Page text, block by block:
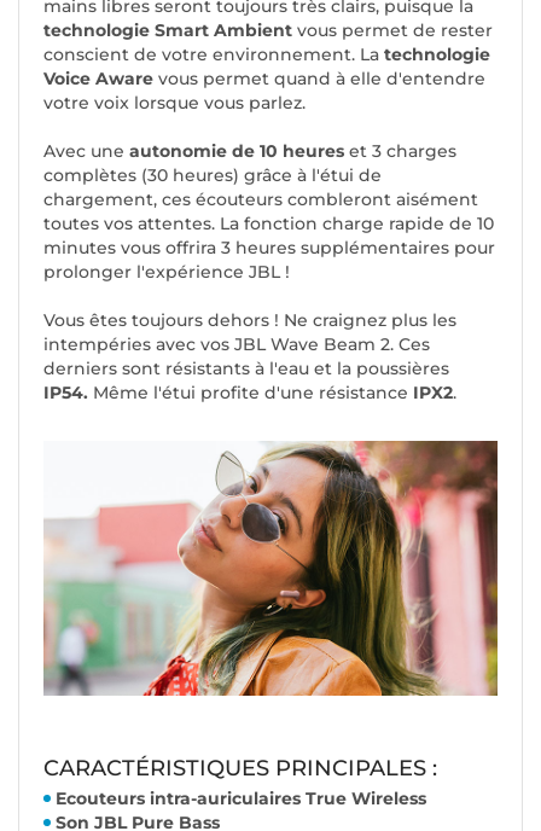
mains libres seront toujours très clairs, puisque la
technologie Smart Ambient vous permet de rester
conscient de votre environnement. La technologie
Voice Aware vous permet quand à elle d'entendre
votre voix lorsque vous parlez.
Avec une autonomie de 10 heures et 3 charges
complètes (30 heures) grâce à l'étui de
chargement, ces écouteurs combleront aisément
toutes vos attentes. La fonction charge rapide de 10
minutes vous offrira 3 heures supplémentaires pour
prolonger l'expérience JBL !
Vous êtes toujours dehors ! Ne craignez plus les
intempéries avec vos JBL Wave Beam 2. Ces
derniers sont résistants à l'eau et la poussières
IP54. Même l'étui profite d'une résistance IPX2.
CARACTÉRISTIQUES PRINCIPALES :
Ecouteurs intra-auriculaires True Wireless
Son JBL Pure Bass